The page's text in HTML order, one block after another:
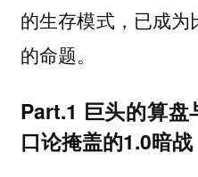
的生存模式，已成
的命题。
Part.1 巨头的算盘
口论掩盖的1.0暗战